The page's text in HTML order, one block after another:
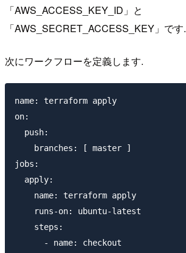
「AWS_ACCESS_KEY_ID」と
「AWS_SECRET_ACCESS_KEY」です.
次にワークフローを定義します.
name: terraform apply
on:
  push:
    branches: [ master ]
jobs:
  apply:
    name: terraform apply
    runs-on: ubuntu-latest
    steps:
      - name: checkout